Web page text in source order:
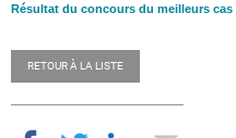
Résultat du concours du meilleurs cas
RETOUR À LA LISTE